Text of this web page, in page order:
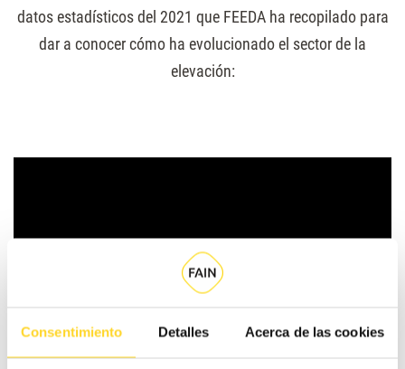
Consentimiento Detalles Acerca de las cookies
datos estadísticos del 2021 que FEEDA ha recopilado para
dar a conocer cómo ha evolucionado el sector de la
elevación: